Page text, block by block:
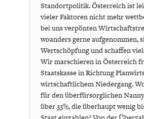
Standortpolitik. Österreich ist
vieler Faktoren nicht mehr
bei uns verpönten
woanders gerne aufgenommen,
Wertschöpfung und schaffen
Wir marschieren in Österreich
Staatskasse in Richtung
wirtschaftlichem Niedergang.
für den überfürsorglichen
über 33%, die überhaupt wenig